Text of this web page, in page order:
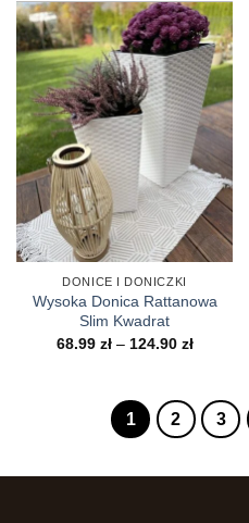
DONICE I DONICZKI
Wysoka Donica Rattanowa
Slim Kwadrat
68.99 zł – 124.90 złZakres
do
124.90 zł
1 2 3